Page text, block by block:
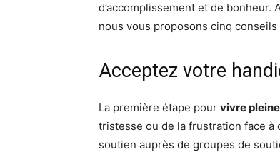
d’accomplissement et de bonheur.
nous vous proposons cinq
Acceptez votre
La première étape pour vivre
tristesse ou de la frustration face à
soutien auprès de groupes de